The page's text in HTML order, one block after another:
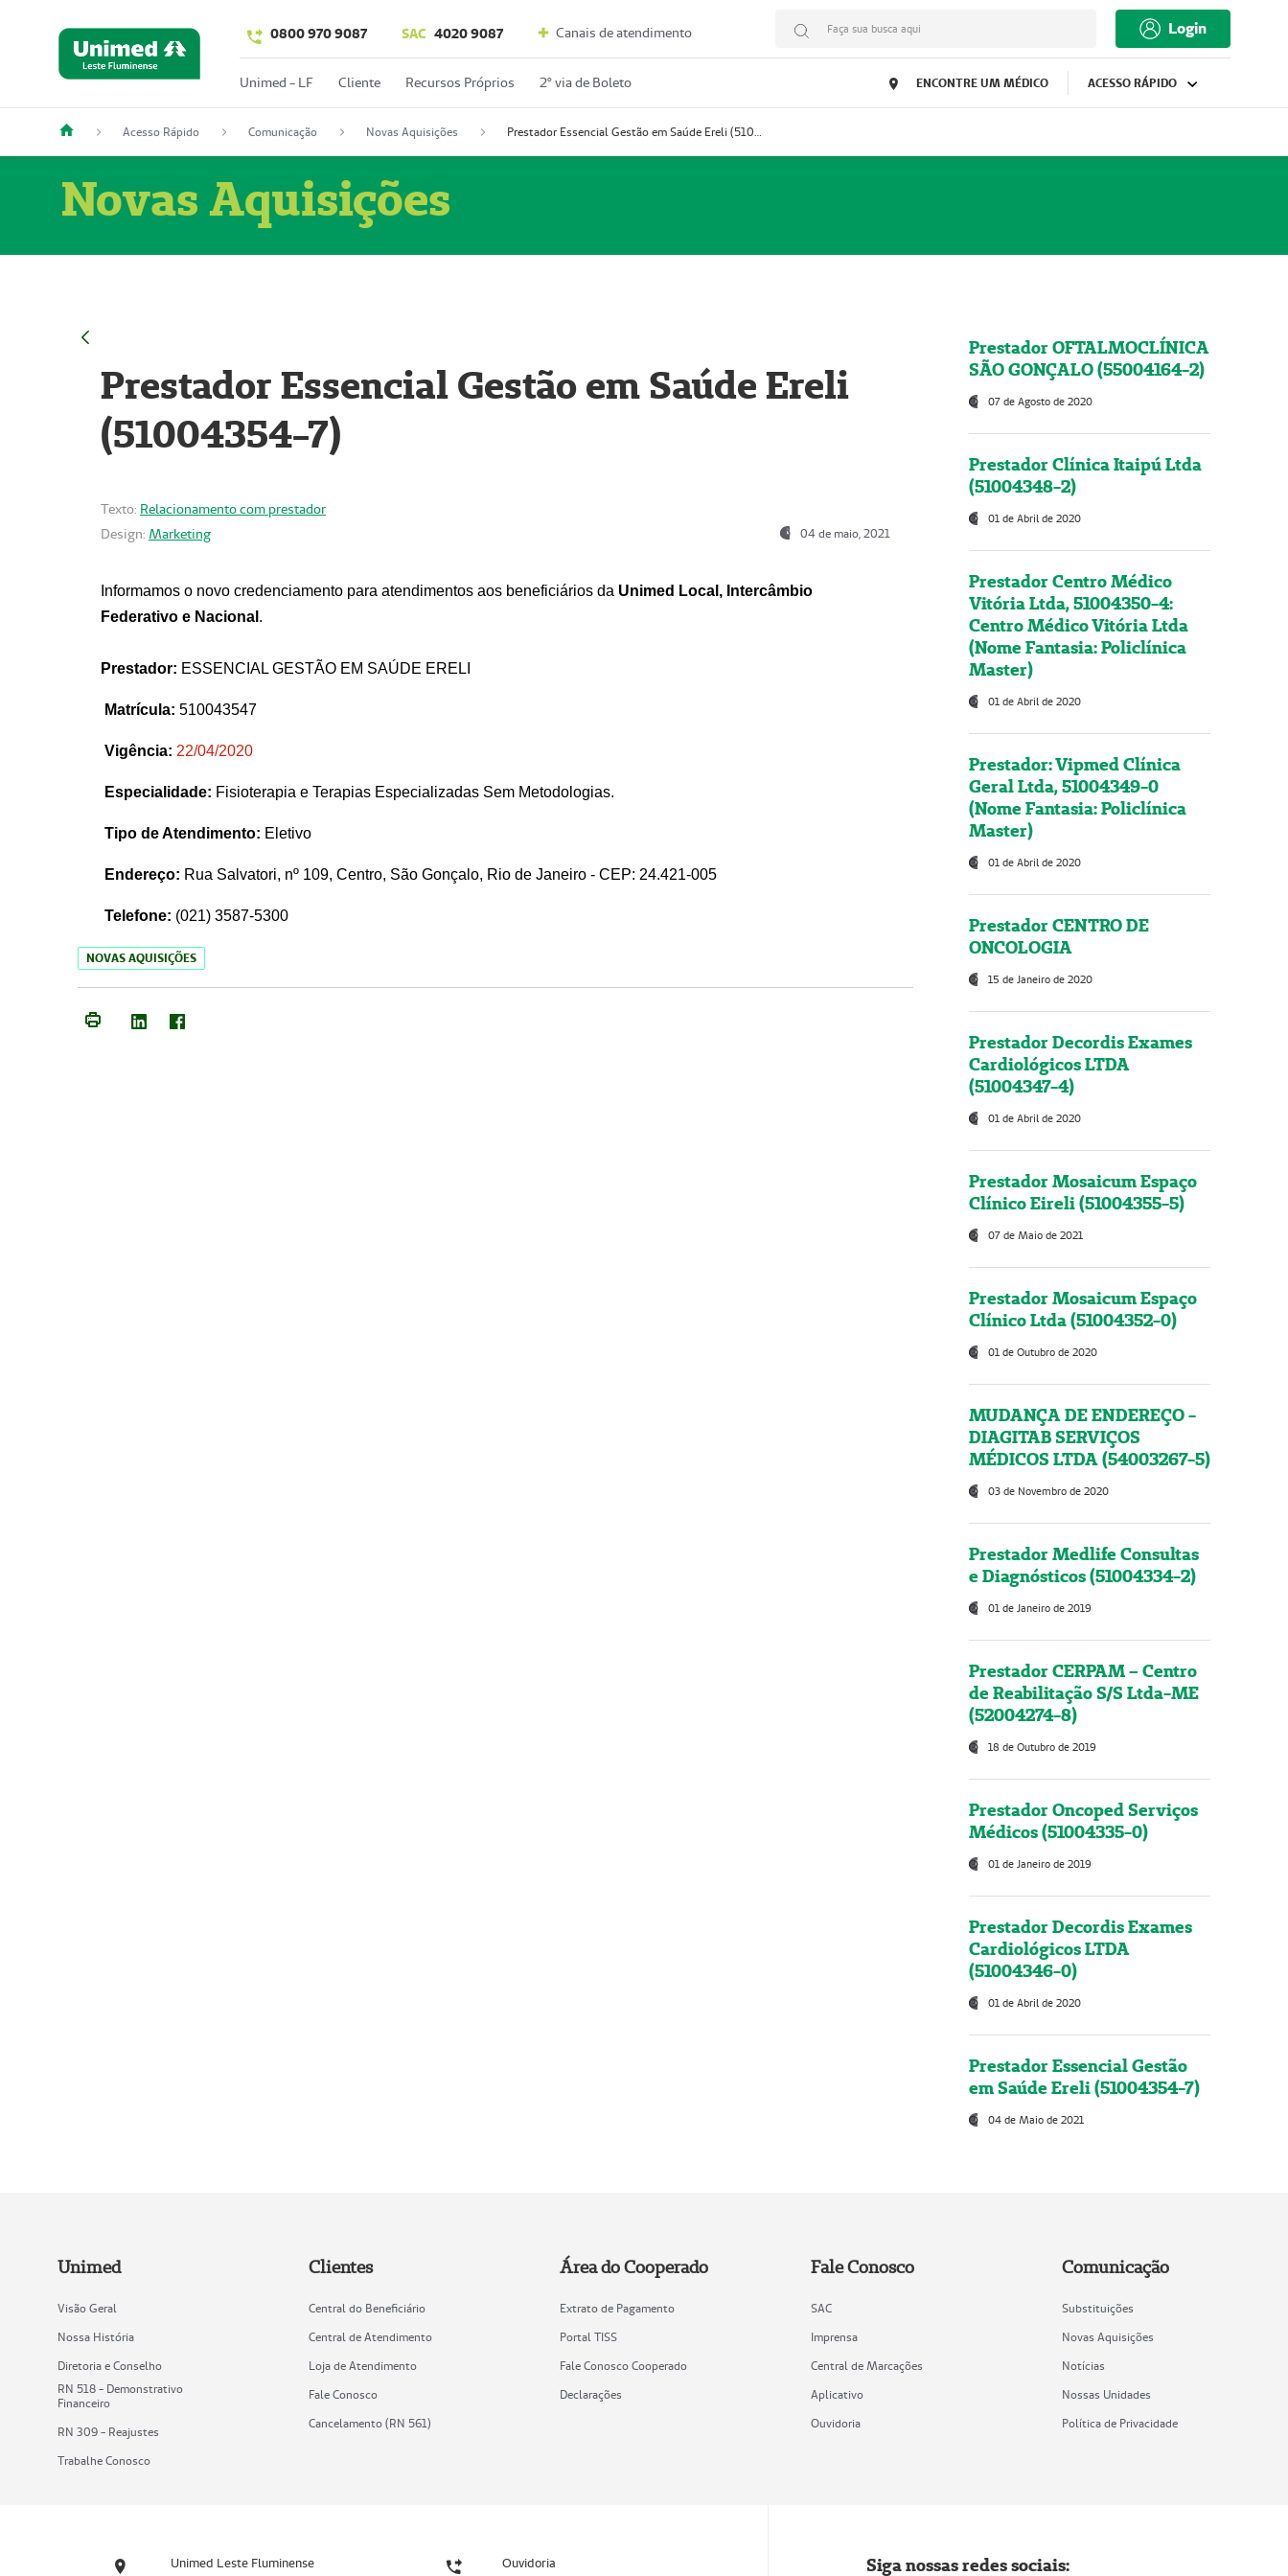
0800 970 9087 SAC 4020 9087 Canais de atendimento Faça sua busca aqui Login
Unimed - LF Cliente Recursos Próprios 2º via de Boleto ENCONTRE UM MÉDICO ACESSO RÁPIDO
Acesso Rápido Comunicação Novas Aquisições Prestador Essencial Gestão em Saúde Ereli (51004354-7)
Novas Aquisições
Prestador Essencial Gestão em Saúde Ereli
(51004354-7)
Texto: Relacionamento com prestador
Design: Marketing 04 de maio, 2021
Informamos o novo credenciamento para atendimentos aos beneficiários da Unimed Local, Intercâmbio
Federativo e Nacional .
Prestador: ESSENCIAL GESTÃO EM SAÚDE ERELI
Matrícula: 510043547
Vigência: 22/04/2020
Especialidade: Fisioterapia e Terapias Especializadas Sem Metodologias.
Tipo de Atendimento: Eletivo
Endereço: Rua Salvatori, nº 109, Centro, São Gonçalo, Rio de Janeiro - CEP: 24.421-005
Telefone: (021) 3587-5300
NOVAS AQUISIÇÕES
Prestador OFTALMOCLÍNICA
SÃO GONÇALO (55004164-2)
07 de Agosto de 2020
Prestador Clínica Itaipú Ltda
(51004348-2)
01 de Abril de 2020
Prestador Centro Médico
Vitória Ltda, 51004350-4:
Centro Médico Vitória Ltda
(Nome Fantasia: Policlínica
Master)
01 de Abril de 2020
Prestador: Vipmed Clínica
Geral Ltda, 51004349-0
(Nome Fantasia: Policlínica
Master)
01 de Abril de 2020
Prestador CENTRO DE
ONCOLOGIA
15 de Janeiro de 2020
Prestador Decordis Exames
Cardiológicos LTDA
(51004347-4)
01 de Abril de 2020
Prestador Mosaicum Espaço
Clínico Eireli (51004355-5)
07 de Maio de 2021
Prestador Mosaicum Espaço
Clínico Ltda (51004352-0)
01 de Outubro de 2020
MUDANÇA DE ENDEREÇO -
DIAGITAB SERVIÇOS
MÉDICOS LTDA (54003267-5)
03 de Novembro de 2020
Prestador Medlife Consultas
e Diagnósticos (51004334-2)
01 de Janeiro de 2019
Prestador CERPAM – Centro
de Reabilitação S/S Ltda-ME
(52004274-8)
18 de Outubro de 2019
Prestador Oncoped Serviços
Médicos (51004335-0)
01 de Janeiro de 2019
Prestador Decordis Exames
Cardiológicos LTDA
(51004346-0)
01 de Abril de 2020
Prestador Essencial Gestão
em Saúde Ereli (51004354-7)
04 de Maio de 2021
Unimed
Visão Geral
Nossa História
Diretoria e Conselho
RN 518 - Demonstrativo
Financeiro
RN 309 - Reajustes
Trabalhe Conosco
Clientes
Central do Beneficiário
Central de Atendimento
Loja de Atendimento
Fale Conosco
Cancelamento (RN 561)
Área do Cooperado
Extrato de Pagamento
Portal TISS
Fale Conosco Cooperado
Declarações
Fale Conosco
SAC
Imprensa
Central de Marcações
Aplicativo
Ouvidoria
Comunicação
Substituições
Novas Aquisições
Notícias
Nossas Unidades
Política de Privacidade
Unimed Leste Fluminense Ouvidoria Siga nossas redes sociais: